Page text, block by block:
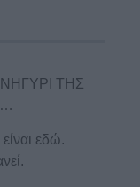
ΤΗΣ
εδώ.